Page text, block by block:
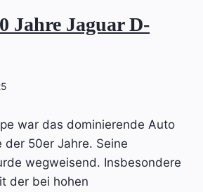
Jahre Jaguar D-
war das dominierende Auto
der 50er Jahre. Seine
wegweisend. Insbesondere
der bei hohen